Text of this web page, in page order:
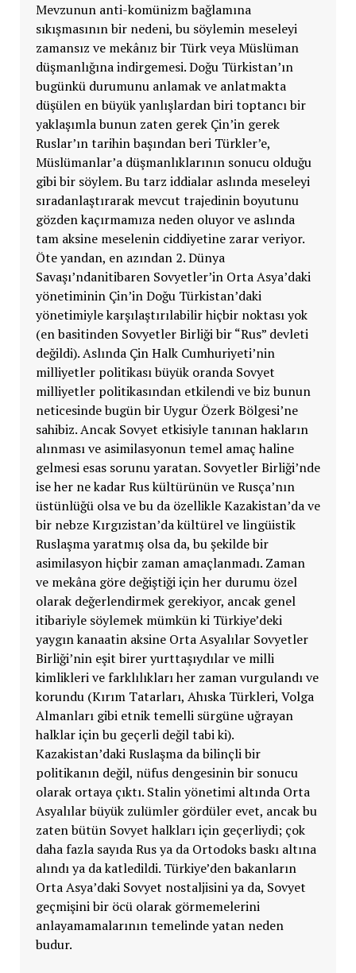
Mevzunun anti-komünizm bağlamına
sıkışmasının bir nedeni, bu söylemin meseleyi
zamansız ve mekânız bir Türk veya Müslüman
düşmanlığına indirgemesi. Doğu Türkistan’ın
bugünkü durumunu anlamak ve anlatmakta
düşülen en büyük yanlışlardan biri toptancı bir
yaklaşımla bunun zaten gerek Çin’in gerek
Ruslar’ın tarihin başından beri Türkler’e,
Müslümanlar’a düşmanlıklarının sonucu olduğu
gibi bir söylem. Bu tarz iddialar aslında meseleyi
sıradanlaştırarak mevcut trajedinin boyutunu
gözden kaçırmamıza neden oluyor ve aslında
tam aksine meselenin ciddiyetine zarar veriyor.
Öte yandan, en azından 2. Dünya
Savaşı’ndanitibaren Sovyetler’in Orta Asya’daki
yönetiminin Çin’in Doğu Türkistan’daki
yönetimiyle karşılaştırılabilir hiçbir noktası yok
(en basitinden Sovyetler Birliği bir “Rus” devleti
değildi). Aslında Çin Halk Cumhuriyeti’nin
milliyetler politikası büyük oranda Sovyet
milliyetler politikasından etkilendi ve biz bunun
neticesinde bugün bir Uygur Özerk Bölgesi’ne
sahibiz. Ancak Sovyet etkisiyle tanınan hakların
alınması ve asimilasyonun temel amaç haline
gelmesi esas sorunu yaratan. Sovyetler Birliği’nde
ise her ne kadar Rus kültürünün ve Rusça’nın
üstünlüğü olsa ve bu da özellikle Kazakistan’da ve
bir nebze Kırgızistan’da kültürel ve lingüistik
Ruslaşma yaratmış olsa da, bu şekilde bir
asimilasyon hiçbir zaman amaçlanmadı. Zaman
ve mekâna göre değiştiği için her durumu özel
olarak değerlendirmek gerekiyor, ancak genel
itibariyle söylemek mümkün ki Türkiye’deki
yaygın kanaatin aksine Orta Asyalılar Sovyetler
Birliği’nin eşit birer yurttaşıydılar ve milli
kimlikleri ve farklılıkları her zaman vurgulandı ve
korundu (Kırım Tatarları, Ahıska Türkleri, Volga
Almanları gibi etnik temelli sürgüne uğrayan
halklar için bu geçerli değil tabi ki).
Kazakistan’daki Ruslaşma da bilinçli bir
politikanın değil, nüfus dengesinin bir sonucu
olarak ortaya çıktı. Stalin yönetimi altında Orta
Asyalılar büyük zulümler gördüler evet, ancak bu
zaten bütün Sovyet halkları için geçerliydi; çok
daha fazla sayıda Rus ya da Ortodoks baskı altına
alındı ya da katledildi. Türkiye’den bakanların
Orta Asya’daki Sovyet nostaljisini ya da, Sovyet
geçmişini bir öcü olarak görmemelerini
anlayamamalarının temelinde yatan neden
budur.